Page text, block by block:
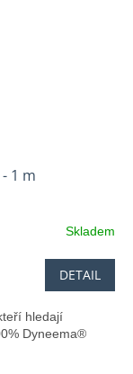
1 m
Skladem
DETAIL
hledají
Dyneema®